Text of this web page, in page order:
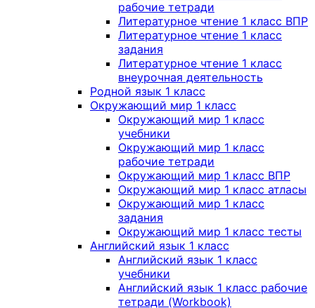
рабочие тетради
Литературное чтение 1 класс ВПР
Литературное чтение 1 класс
задания
Литературное чтение 1 класс
внеурочная деятельность
Родной язык 1 класс
Окружающий мир 1 класс
Окружающий мир 1 класс
учебники
Окружающий мир 1 класс
рабочие тетради
Окружающий мир 1 класс ВПР
Окружающий мир 1 класс атласы
Окружающий мир 1 класс
задания
Окружающий мир 1 класс тесты
Английский язык 1 класс
Английский язык 1 класс
учебники
Английский язык 1 класс рабочие
тетради (Workbook)